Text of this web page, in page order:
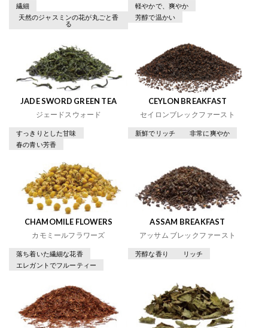
繊細
天然のジャスミンの花が丸ごと香
る
軽やかで、爽やか
芳醇で温かい
JADE SWORD GREEN TEA
ジェードスウォード
すっきりとした甘味
春の青い芳香
CEYLON BREAKFAST
セイロンブレックファースト
新鮮でリッチ 非常に爽やか
CHAMOMILE FLOWERS
カモミールフラワーズ
落ち着いた繊細な花香
エレガントでフルーティー
ASSAM BREAKFAST
アッサム ブレックファースト
芳醇な香り リッチ